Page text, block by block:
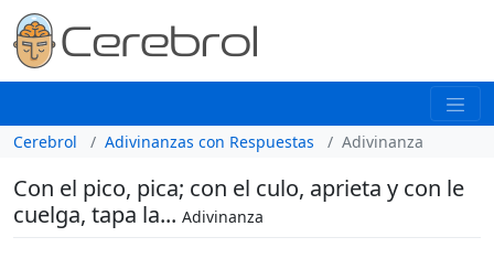
Cerebrol Adivinanzas con Respuestas Adivinanza
Con el pico, pica; con el culo, aprieta y con le
cuelga, tapa la... Adivinanza